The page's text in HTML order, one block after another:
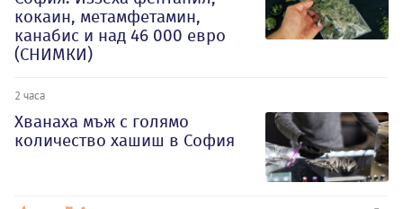
кокаин, метамфетамин,
канабис и над 46 000 евро
(СНИМКИ)
2 часа
Хванаха мъж с голямо
количество хашиш в София